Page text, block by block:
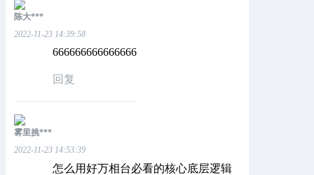
陈大***
2022-11-23 14:39:58
666666666666666
回复
雾里挑***
2022-11-23 14:53:39
怎么用好万相台必看的核心底层逻辑